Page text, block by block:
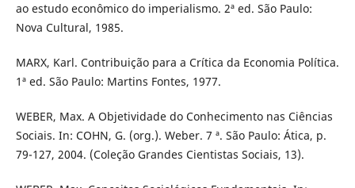
ao estudo econômico do imperialismo. 2ª ed. São Paulo:
Nova Cultural, 1985.
MARX, Karl. Contribuição para a Crítica da Economia Política.
1ª ed. São Paulo: Martins Fontes, 1977.
WEBER, Max. A Objetividade do Conhecimento nas Ciências
Sociais. In: COHN, G. (org.). Weber. 7 ª. São Paulo: Ática, p.
79-127, 2004. (Coleção Grandes Cientistas Sociais, 13).